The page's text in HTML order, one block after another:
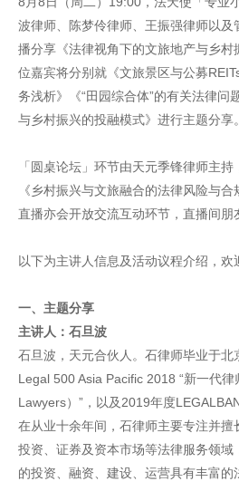
波律师、陈梦伶律师、王振强律师以及
播分享《法律视角下的文旅地产与乡
位嘉宾将分别就《文旅景区与公募
务浅析》《“田园综合体”的有关法律问
与乡村振兴的投融模式》进行主题分享。
「圆桌论坛」环节由天元季锋律师主
《乡村振兴与文旅融合的法律风险与
直播亦会开放交流互动环节，直播间朋
以下为主讲人信息及活动议程介绍，
一、主题分享
主讲人：石旦波‍‍
石旦波，天元合伙人。石律师毕业于
Legal 500 Asia Pacific 2018 “新一代
Lawyers）”，以及2019年度
在从业十余年间，石律师主要专注并擅
投资、证券及资本市场等法律服务领
的投资、融资、建设、运营具有丰富的